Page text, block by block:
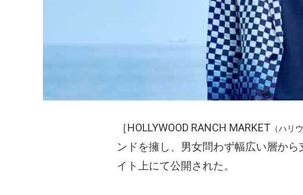
［HOLLYWOOD RANCH MARKET （ハリ
ンドを擁し、男女問わず幅広い層か
イト上にて公開された。